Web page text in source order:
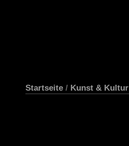
Startseite / Kunst & Kultur